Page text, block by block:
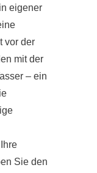
eigener
vor der
mit der
– ein
Sie den